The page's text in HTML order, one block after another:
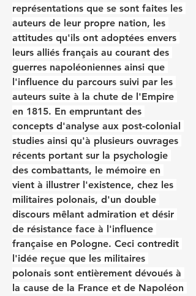
représentations que se sont faites les
auteurs de leur propre nation, les
attitudes qu'ils ont adoptées envers
leurs alliés français au courant des
guerres napoléoniennes ainsi que
l'influence du parcours suivi par les
auteurs suite à la chute de l'Empire
en 1815. En empruntant des
concepts d'analyse aux post-colonial
studies ainsi qu'à plusieurs ouvrages
récents portant sur la psychologie
des combattants, le mémoire en
vient à illustrer l'existence, chez les
militaires polonais, d'un double
discours mêlant admiration et désir
de résistance face à l'influence
française en Pologne. Ceci contredit
l'idée reçue que les militaires
polonais sont entièrement dévoués à
la cause de la France et de Napoléon